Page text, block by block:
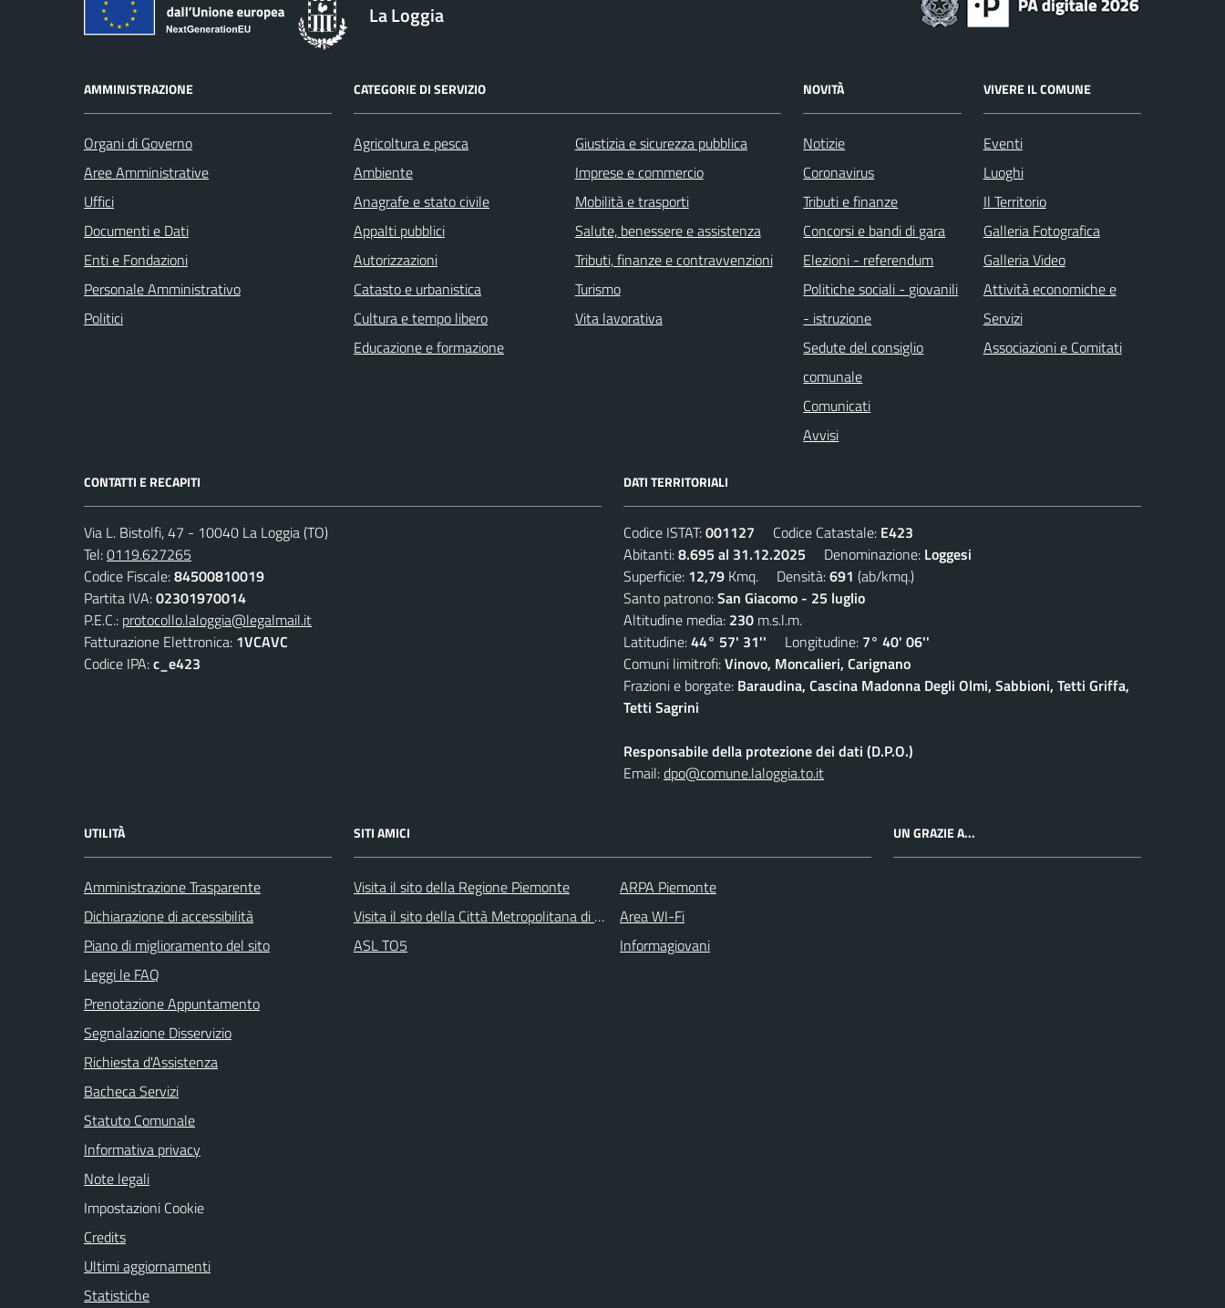
La Loggia
AMMINISTRAZIONE
Organi di Governo
Aree Amministrative
Uffici
Documenti e Dati
Enti e Fondazioni
Personale Amministrativo
Politici
CATEGORIE DI SERVIZIO
Agricoltura e pesca
Ambiente
Anagrafe e stato civile
Appalti pubblici
Autorizzazioni
Catasto e urbanistica
Cultura e tempo libero
Educazione e formazione
Giustizia e sicurezza pubblica
Imprese e commercio
Mobilità e trasporti
Salute, benessere e assistenza
Tributi, finanze e contravvenzioni
Turismo
Vita lavorativa
NOVITÀ
Notizie
Coronavirus
Tributi e finanze
Concorsi e bandi di gara
Elezioni - referendum
Politiche sociali - giovanili
- istruzione
Sedute del consiglio
comunale
Comunicati
Avvisi
VIVERE IL COMUNE
Eventi
Luoghi
Il Territorio
Galleria Fotografica
Galleria Video
Attività economiche e
Servizi
Associazioni e Comitati
CONTATTI E RECAPITI
Via L. Bistolfi, 47 - 10040 La Loggia (TO)
Tel:0119.627265
Codice Fiscale:84500810019
Partita IVA:02301970014
P.E.C.: protocollo.laloggia@legalmail.it
Fatturazione Elettronica: 1VCAVC
Codice IPA:c_e423
DATI TERRITORIALI
Codice ISTAT:001127 Codice Catastale: E423
Abitanti:8.695 al 31.12.2025 Denominazione: Loggesi
Superficie: 12,79 Kmq. Densità:691 (ab/kmq.)
Santo patrono:San Giacomo - 25 luglio
Altitudine media: 230 m.s.l.m.
Latitudine:44° 57' 31'' Longitudine: 7° 40' 06''
Comuni limitrofi:Vinovo, Moncalieri, Carignano
Frazioni e borgate: Baraudina, Cascina Madonna Degli Olmi, Sabbioni, Tetti Griffa,
Tetti Sagrini
Responsabile della protezione dei dati (D.P.O.)
Email:dpo@comune.laloggia.to.it
UTILITÀ
Amministrazione Trasparente
Dichiarazione di accessibilità
Piano di miglioramento del sito
Leggi le FAQ
Prenotazione Appuntamento
Segnalazione Disservizio
Richiesta d'Assistenza
Bacheca Servizi
Statuto Comunale
Informativa privacy
Note legali
Impostazioni Cookie
Credits
Ultimi aggiornamenti
Statistiche
SITI AMICI
Visita il sito della Regione Piemonte
Visita il sito della Città Metropolitana di Torino
ASL TO5
ARPA Piemonte
Area WI-Fi
Informagiovani
UN GRAZIE A...